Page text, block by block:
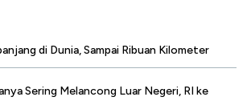
di Dunia, Sampai Ribuan Kilometer
Sering Melancong Luar Negeri, RI ke